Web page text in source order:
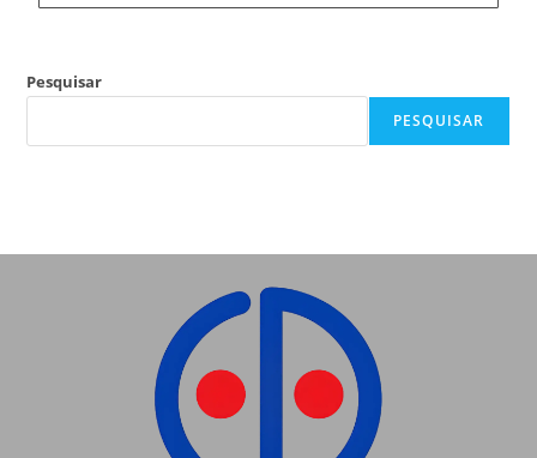
Pesquisar
PESQUISAR